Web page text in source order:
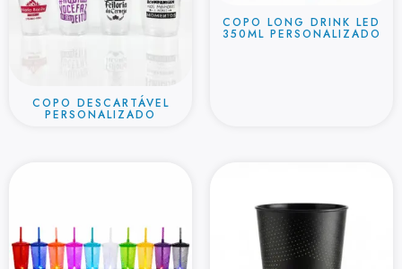
COPO DESCARTÁVEL
PERSONALIZADO
COPO LONG DRINK LED
350ML PERSONALIZADO